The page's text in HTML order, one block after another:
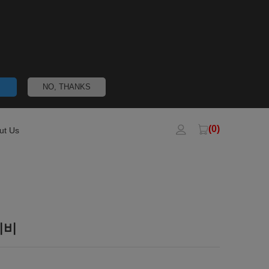
NO, THANKS
Us (0)